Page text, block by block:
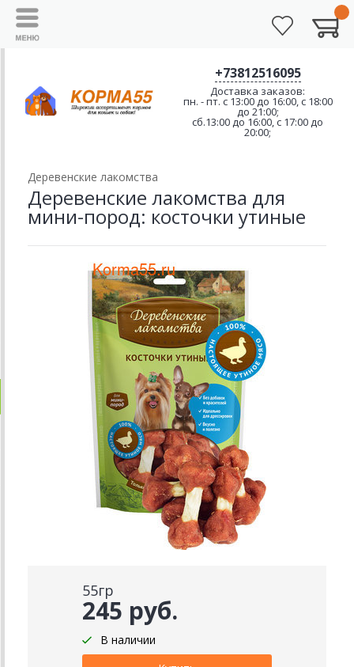
+73812516095
Доставка заказов:
пн. - пт. с 13:00 до 16:00, с 18:00
до 21:00;
сб.13:00 до 16:00, с 17:00 до
20:00;
Деревенские лакомства
Деревенские лакомства для
мини-пород: косточки утиные
55гр
245 руб.
В наличии